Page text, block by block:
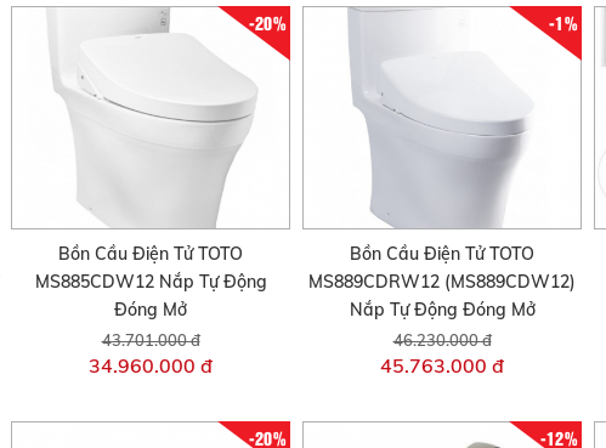
-20%
Bồn Cầu Điện Tử TOTO
MS885CDW12 Nắp Tự Động
Đóng Mở
43.701.000 đ
34.960.000 đ
-1%
Bồn Cầu Điện Tử TOTO
MS889CDRW12 (MS889CDW12)
Nắp Tự Động Đóng Mở
46.230.000 đ
45.763.000 đ
-20% -12%